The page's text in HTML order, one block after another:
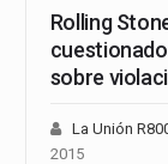
Rolling
sobre
La Unión
2015